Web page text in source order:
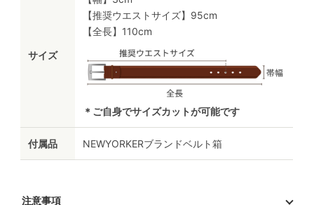
サイズ
【推奨ウエストサイズ】95cm
【全長】110cm
＊ご自身でサイズカットが可能です
付属品 NEWYORKERブランドベルト箱
注意事項